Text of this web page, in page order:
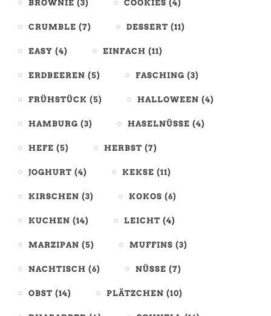
BROWNIE (3) COOKIES (4)
CRUMBLE (7) DESSERT (11)
EASY (4) EINFACH (11)
ERDBEEREN (5) FASCHING (3)
FRÜHSTÜCK (5) HALLOWEEN (4)
HAMBURG (3) HASELNÜSSE (4)
HEFE (5) HERBST (7)
JOGHURT (4) KEKSE (11)
KIRSCHEN (3) KOKOS (6)
KUCHEN (14) LEICHT (4)
MARZIPAN (5) MUFFINS (3)
NACHTISCH (6) NÜSSE (7)
OBST (14) PLÄTZCHEN (10)